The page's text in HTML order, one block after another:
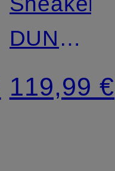
DUNK
LOW
RETRO
119,99 €